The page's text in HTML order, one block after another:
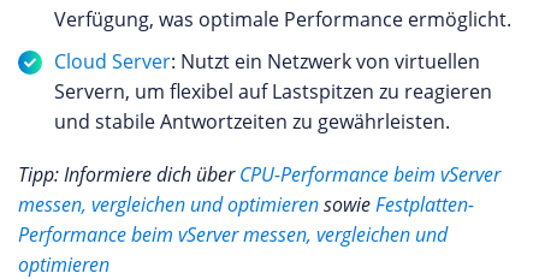
Verfügung, was optimale Performance ermöglicht.
Cloud Server: Nutzt ein Netzwerk von virtuellen
Servern, um flexibel auf Lastspitzen zu reagieren
und stabile Antwortzeiten zu gewährleisten.
Tipp: Informiere dich überCPU-Performance beim vServer
messen, vergleichen und optimierensowieFestplatten-
Performance beim vServer messen, vergleichen und
optimieren